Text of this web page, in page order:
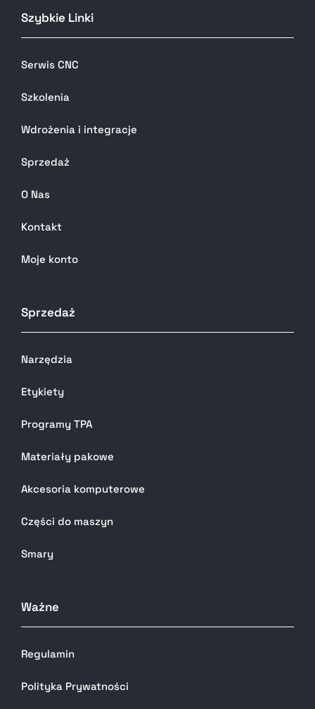
Szybkie Linki
Serwis CNC
Szkolenia
Wdrożenia i integracje
Sprzedaż
O Nas
Kontakt
Moje konto
Sprzedaż
Narzędzia
Etykiety
Programy TPA
Materiały pakowe
Akcesoria komputerowe
Części do maszyn
Smary
Ważne
Regulamin
Polityka Prywatności